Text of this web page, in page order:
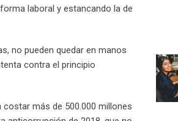
laboral y estancando la de
no pueden quedar en manos
contra el principio
más de 500.000 millones